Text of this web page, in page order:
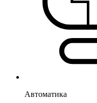
Автоматика